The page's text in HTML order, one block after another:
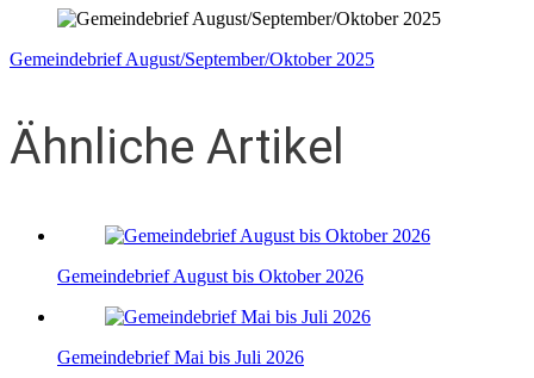
Gemeindebrief August/September/Oktober 2025
Ähnliche Artikel
Gemeindebrief August bis Oktober 2026
Gemeindebrief Mai bis Juli 2026